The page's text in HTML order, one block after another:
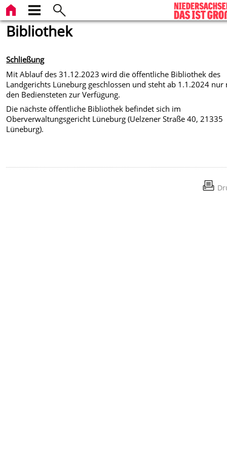
Bibliothek
Schließung
Mit Ablauf des 31.12.2023 wird die öffentliche Bibliothek des
Landgerichts Lüneburg geschlossen und steht ab 1.1.2024 nur
den Bediensteten zur Verfügung.
Die nächste öffentliche Bibliothek befindet sich im
Oberverwaltungsgericht Lüneburg (Uelzener Straße 40, 21335
Lüneburg).